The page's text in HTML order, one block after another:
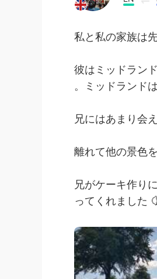
私と私の家族は
彼はミッドラン
。ミッドランド
兄にはあまり会
離れて他の景色
兄がケーキ作り
ってくれました